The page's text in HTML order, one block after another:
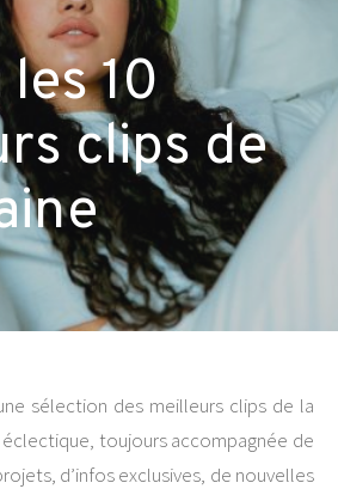
10
clips de
sélection des meilleurs clips de la
toujours accompagnée de
d’infos exclusives, de nouvelles